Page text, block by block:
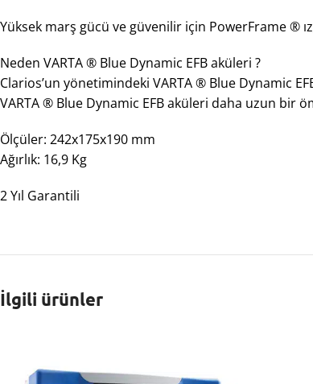
Yüksek marş gücü ve güvenilir için PowerFrame ®
Neden VARTA ® Blue Dynamic EFB aküleri ?
Clarios’un yönetimindeki VARTA ® Blue Dynamic
VARTA ® Blue Dynamic EFB aküleri daha uzun bir
Ölçüler: 242x175x190 mm
Ağırlık: 16,9 Kg
2 Yıl Garantili
İlgili ürünler